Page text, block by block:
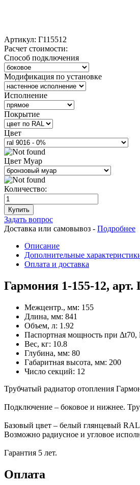
Артикул: Г115512
Расчет стоимости:
Способ подключения
Модификация по установке
Исполнение
Покрытие
Цвет
Цвет Муар
Количество:
Купить
Задать вопрос
Доставка или самовывоз - Подробнее
Описание
Дополнительные
Оплата и доставка
Гармония 1-155-12, арт.
Межцентр., мм: 155
Длина, мм: 841
Объем, л: 1.92
Паспортная мощность при Δt70,
Вес, кг: 10.8
Глубина, мм: 80
Габаритная высота, мм: 200
Число секций: 12
Трубчатый радиатор отопления
Подключение – боковое и нижнее.
Базовый цвет – белый глянцевый
Возможно радиусное и угловое
Гарантия 5 лет.
Оплата